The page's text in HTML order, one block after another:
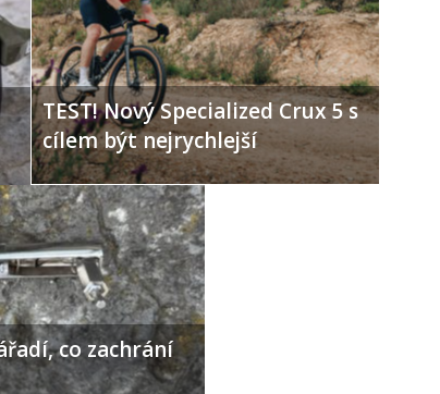
TEST! Nový Specialized Crux 5 s
cílem být nejrychlejší
co zachrání